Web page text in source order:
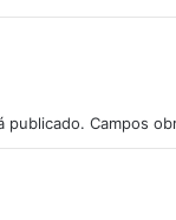
publicado. Campos